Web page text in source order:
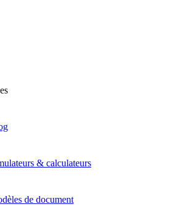
& calculateurs
de document